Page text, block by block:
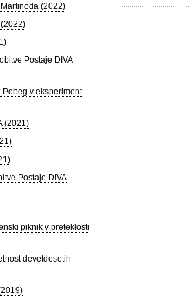
(2022)
Postaje DIVA
Pobeg v eksperiment
(2021)
Postaje DIVA
piknik v preteklosti
devetdesetih